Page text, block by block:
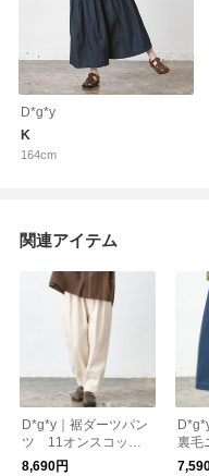
D*g*y
K
164cm
関連アイテム
D*g*y｜裾ダーツパン
ツ 11オンスコット
ン混デニム D3214
8,690円
裏毛
3106